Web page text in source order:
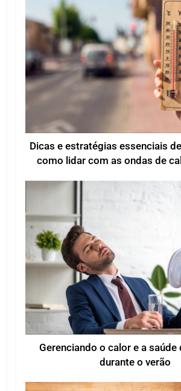
Dicas e estratégias essenciais
como lidar com as ondas de
Gerenciando o calor e a saúde
durante o verão